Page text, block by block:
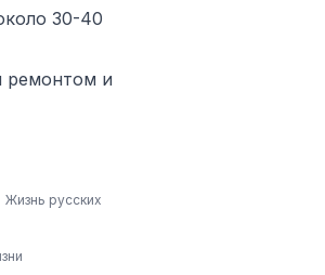
30-40
ремонтом и
Жизнь русских